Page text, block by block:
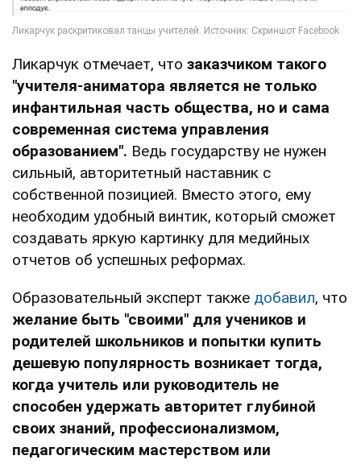
Ликарчук отмечает, что заказчиком такого
"учителя-аниматора является не только
инфантильная часть общества, но и сама
современная система управления
образованием". Ведь государству не нужен
сильный, авторитетный наставник с
собственной позицией. Вместо этого, ему
необходим удобный винтик, который сможет
создавать яркую картинку для медийных
отчетов об успешных реформах.
Образовательный эксперт также добавил, что
желание быть "своими" для учеников и
родителей школьников и попытки купить
дешевую популярность возникает тогда,
когда учитель или руководитель не
способен удержать авторитет глубиной
своих знаний, профессионализмом,
педагогическим мастерством или